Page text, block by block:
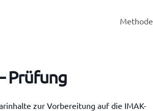
Methode
Prüfung
zur Vorbereitung auf die IMAK-